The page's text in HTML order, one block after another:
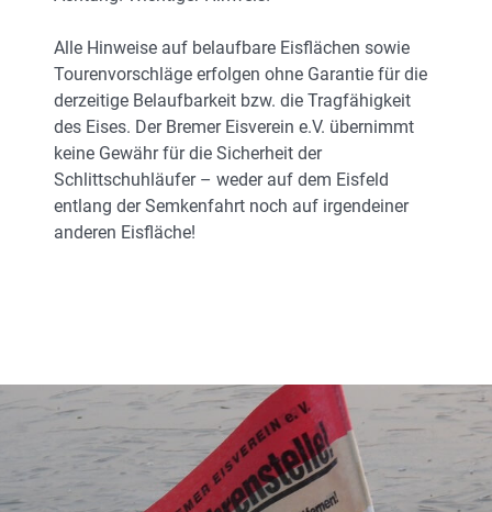
Alle Hinweise auf belaufbare Eisflächen sowie
Tourenvorschläge erfolgen ohne Garantie für die
derzeitige Belaufbarkeit bzw. die Tragfähigkeit
des Eises. Der Bremer Eisverein e.V. übernimmt
keine Gewähr für die Sicherheit der
Schlittschuhläufer – weder auf dem Eisfeld
entlang der Semkenfahrt noch auf irgendeiner
anderen Eisfläche!